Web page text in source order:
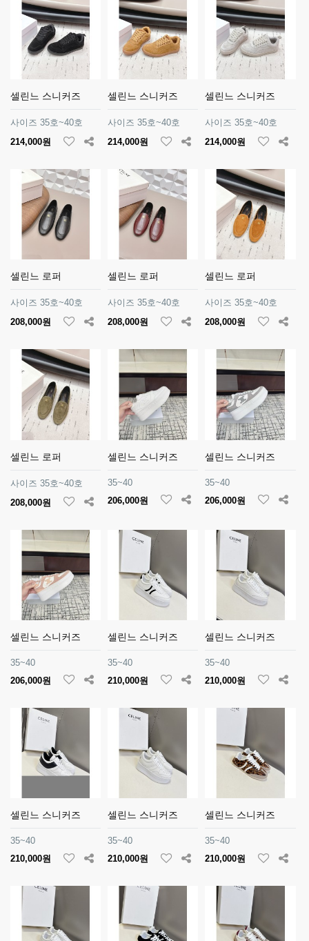
셀린느 스니커즈
사이즈 35호~40호
214,000원
셀린느 스니커즈
사이즈 35호~40호
214,000원
셀린느 스니커즈
사이즈 35호~40호
214,000원
셀린느 로퍼
사이즈 35호~40호
208,000원
셀린느 로퍼
사이즈 35호~40호
208,000원
셀린느 로퍼
사이즈 35호~40호
208,000원
셀린느 로퍼
사이즈 35호~40호
208,000원
셀린느 스니커즈
35~40
206,000원
셀린느 스니커즈
35~40
206,000원
셀린느 스니커즈
35~40
206,000원
셀린느 스니커즈
35~40
210,000원
셀린느 스니커즈
35~40
210,000원
셀린느 스니커즈
35~40
210,000원
셀린느 스니커즈
35~40
210,000원
셀린느 스니커즈
35~40
210,000원